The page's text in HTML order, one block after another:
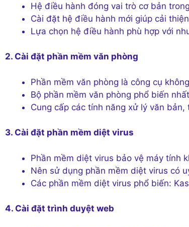
Hệ điều hành đóng vai trò cơ bản
Cài đặt hệ điều hành mới giúp cải
Lựa chọn hệ điều hành phù hợp với
2. Cài đặt phần mềm văn phòng
Phần mềm văn phòng là công cụ
Bộ phần mềm văn phòng phổ biến
Cung cấp các tính năng xử lý văn
3. Cài đặt phần mềm diệt virus
Phần mềm diệt virus bảo vệ máy tính
Nên sử dụng phần mềm diệt virus có
Các phần mềm diệt virus phổ biến:
4. Cài đặt trình duyệt web